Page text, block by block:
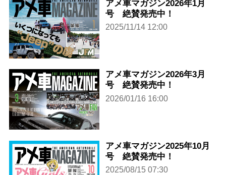
アメ車マガジン2026年1月
号 絶賛発売中！
2025/11/14 12:00
アメ車マガジン2026年3月
号 絶賛発売中！
2026/01/16 16:00
アメ車マガジン2025年10月
号 絶賛発売中！
2025/08/15 07:30